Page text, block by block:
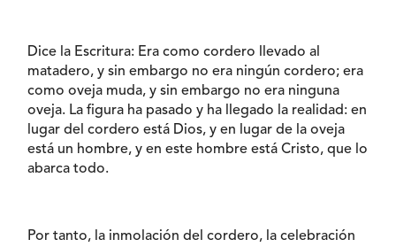
Dice la Escritura: Era como cordero llevado al
matadero, y sin embargo no era ningún cordero; era
como oveja muda, y sin embargo no era ninguna
oveja. La figura ha pasado y ha llegado la realidad: en
lugar del cordero está Dios, y en lugar de la oveja
está un hombre, y en este hombre está Cristo, que lo
abarca todo.
Por tanto, la inmolación del cordero, la celebración